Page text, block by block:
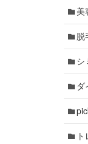
美
脱
シ
ダ